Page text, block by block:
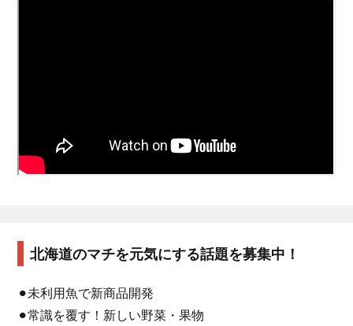
北海道のマチを元気にする話題を募集中！
⚫︎未利用魚で新商品開発
⚫︎常識を覆す！新しい野菜・果物